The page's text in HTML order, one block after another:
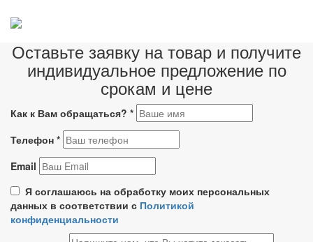
Оставьте заявку на товар и получите
индивидуальное предложение по
срокам и цене
Как к Вам обращаться? *
Телефон *
Email
Я соглашаюсь на обработку моих персональных
данных в соответствии с Политикой
конфиденциальности